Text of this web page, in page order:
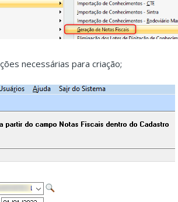
necessárias para criação;